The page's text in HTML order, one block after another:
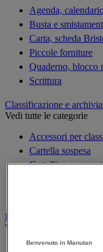
Agenda,
Busta e
Carta, scheda
Piccole forniture
Quaderno, blocco
Scrittura
Classificazione e
Vedi tutte le categorie
Accessori per
Cartella sospesa
Cartellina e
Decorazione
Vedi tutte le categorie
Cartina geografica
Benvenuto in Manutan